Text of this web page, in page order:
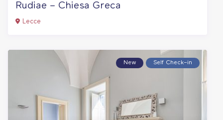
Rudiae – Chiesa Greca
Lecce
New Self Check–in